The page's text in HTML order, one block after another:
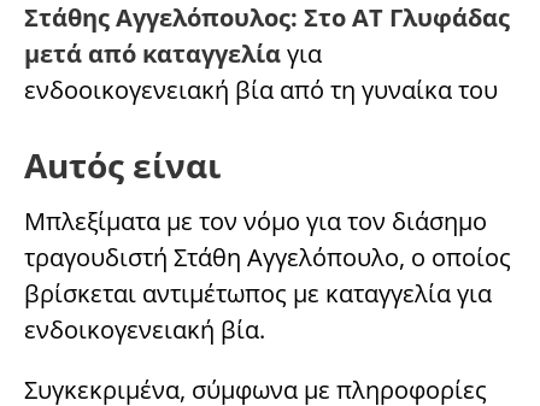
Στάθης Αγγελόπουλος: Στο ΑΤ Γλυφάδας
μετά από καταγγελίαγια
ενδοοικογενειακή βία από τη γυναίκα του
Auτός είναι
Μπλεξίματα με τον νόμο για τον διάσημο
τραγουδιστή Στάθη Αγγελόπουλο, ο οποίος
βρίσκεται αντιμέτωπος με καταγγελία για
ενδοικογενειακή βία.
Συγκεκριμένα, σύμφωνα με πληροφορίες